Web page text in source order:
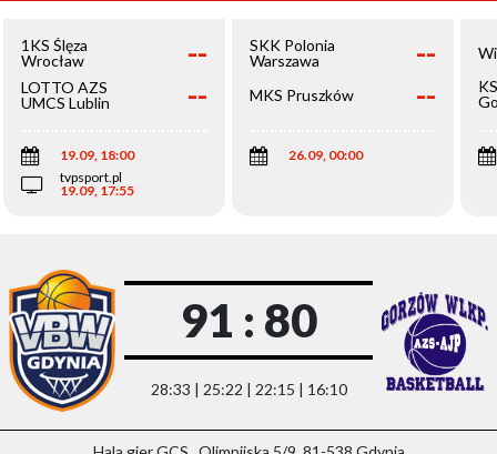
1KS Ślęza
Wrocław
--
LOTTO AZS
UMCS Lublin
--
19.09, 18:00
tvpsport.pl
19.09, 17:55
SKK Polonia
Warszawa
--
MKS Pruszków --
26.09, 00:00
91 : 80
28:33 | 25:22 | 22:15 | 16:10